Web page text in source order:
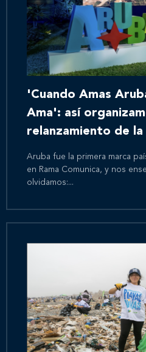
'Cuando Amas
Ama': así
relanzamiento de
Aruba fue la primera marca
en Rama Comunica, y nos
olvidamos:...